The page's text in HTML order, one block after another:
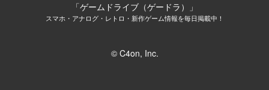
「ゲームドライブ（ゲードラ）」
スマホ・アナログ・レトロ・新作ゲーム情報を毎日掲載中！
© C4on, Inc.